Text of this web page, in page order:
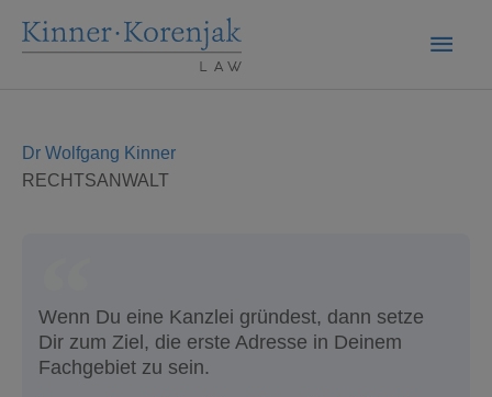
Inhalt
Dr Wolfgang Kinner
RECHTSANWALT
Wenn Du eine Kanzlei gründest, dann setze
Dir zum Ziel, die erste Adresse in Deinem
Fachgebiet zu sein.